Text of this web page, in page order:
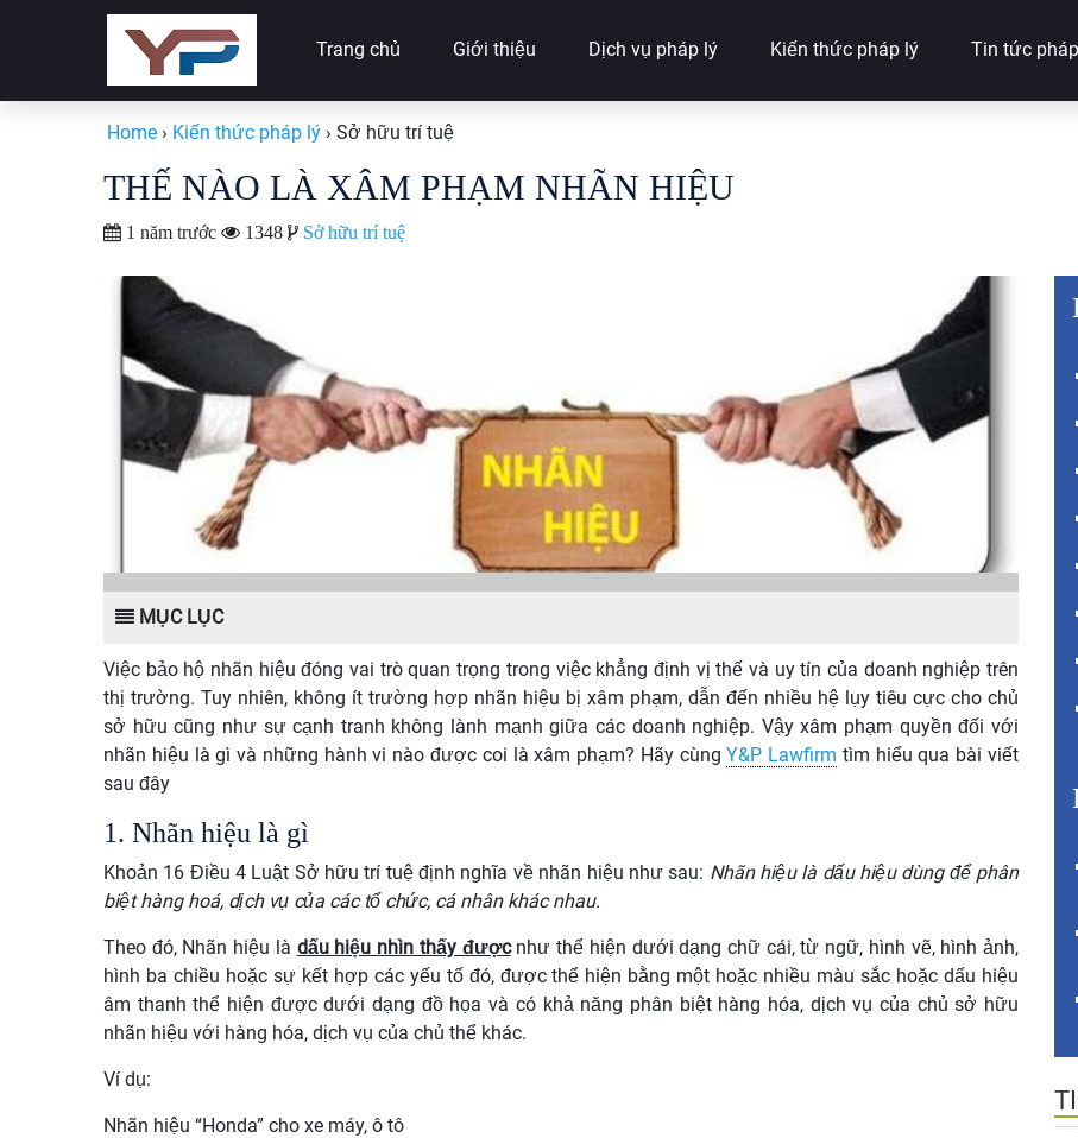
Trang chủ Giới thiệu Dịch vụ pháp lý Kiến thức pháp lý Tin tức
Home › Kiến thức pháp lý › Sở hữu trí tuệ
THẾ NÀO LÀ XÂM PHẠM NHÃN HIỆU
1 năm trước 1348 Sở hữu trí tuệ
MỤC LỤC
Việc bảo hộ nhãn hiệu đóng vai trò quan trọng trong việc khẳng định vị thế và uy tín của doanh nghiệp trên
thị trường. Tuy nhiên, không ít trường hợp nhãn hiệu bị xâm phạm, dẫn đến nhiều hệ lụy tiêu cực cho chủ
sở hữu cũng như sự cạnh tranh không lành mạnh giữa các doanh nghiệp. Vậy xâm phạm quyền đối với
nhãn hiệu là gì và những hành vi nào được coi là xâm phạm? Hãy cùngY&P Lawfirm tìm hiểu qua bài viết
sau đây
1. Nhãn hiệu là gì
Khoản 16 Điều 4 Luật Sở hữu trí tuệ định nghĩa về nhãn hiệu như sau: Nhãn hiệu là dấu hiệu dùng để phân
biệt hàng hoá, dịch vụ của các tổ chức, cá nhân khác nhau.
Theo đó, Nhãn hiệu là dấu hiệu nhìn thấy đượcnhư thể hiện dưới dạng chữ cái, từ ngữ, hình vẽ, hình ảnh,
hình ba chiều hoặc sự kết hợp các yếu tố đó, được thể hiện bằng một hoặc nhiều màu sắc hoặc dấu hiệu
âm thanh thể hiện được dưới dạng đồ họa và có khả năng phân biệt hàng hóa, dịch vụ của chủ sở hữu
nhãn hiệu với hàng hóa, dịch vụ của chủ thể khác.
Ví dụ:
Nhãn hiệu “Honda” cho xe máy, ô tô